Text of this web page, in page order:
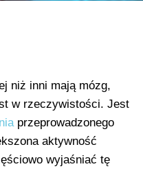
niż inni mają mózg,
w rzeczywistości. Jest
przeprowadzonego
aktywność
wyjaśniać tę